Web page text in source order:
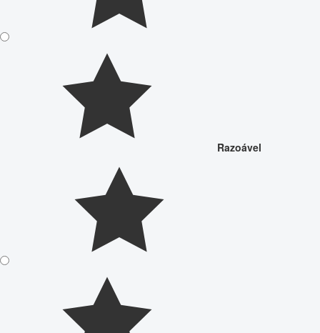
Razoável